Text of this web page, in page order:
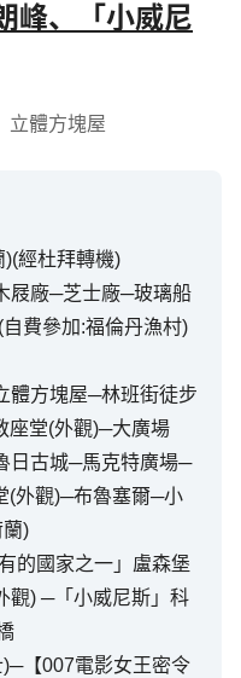
峰、「小威尼
立體方塊屋
經杜拜轉機)
屐廠─芝士廠─玻璃船
費參加:福倫丹漁村)
體方塊屋─林班街徒步
座堂(外觀)─大廣場
日古城─馬克特廣場─
(外觀)─布魯塞爾─小
)
的國家之一」盧森堡
觀) ─「小威尼斯」科
【007電影女王密令